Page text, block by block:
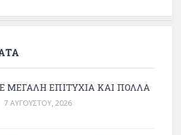
ΜΕΓΆΛΗ ΕΠΙΤΥΧΊΑ ΚΑΙ ΠΟΛΛΆ
7 ΑΥΓΟΎΣΤΟΥ, 2026